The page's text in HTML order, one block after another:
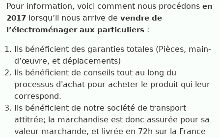
Pour information, voici comment nous procédonsen
2017 lorsqu’il nous arrive devendre de
l’électroménager aux particuliers :
Ils bénéficient des garanties totales (Pièces, main-
d’œuvre, et déplacements)
Ils bénéficient de conseils tout au long du
processus d'achat pour acheter le produit qui leur
correspond.
Ils bénéficient de notre société de transport
attitrée; la marchandise est donc assurée pour sa
valeur marchande, et livrée en 72h sur la France